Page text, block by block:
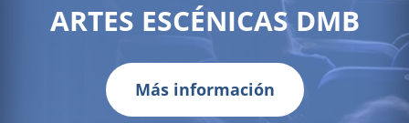
ARTES ESCÉNICAS DMB
Más información